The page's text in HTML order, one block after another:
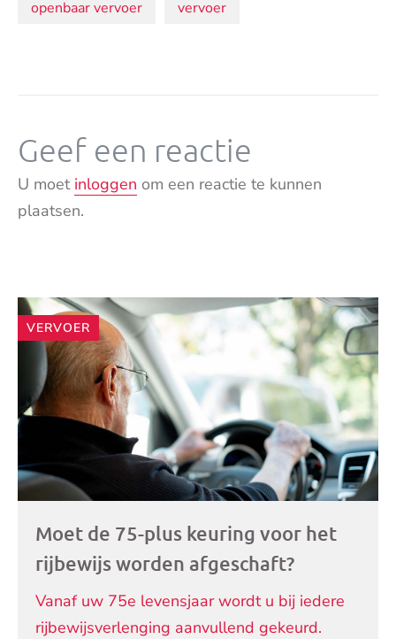
Onderwerpen:
openbaar vervoer vervoer
Geef een reactie
U moet inloggen om een reactie te kunnen
plaatsen.
Andere
artikelen
VERVOER
Moet de 75-plus keuring voor het
rijbewijs worden afgeschaft?
Vanaf uw 75e levensjaar wordt u bij iedere
rijbewijsverlenging aanvullend gekeurd.